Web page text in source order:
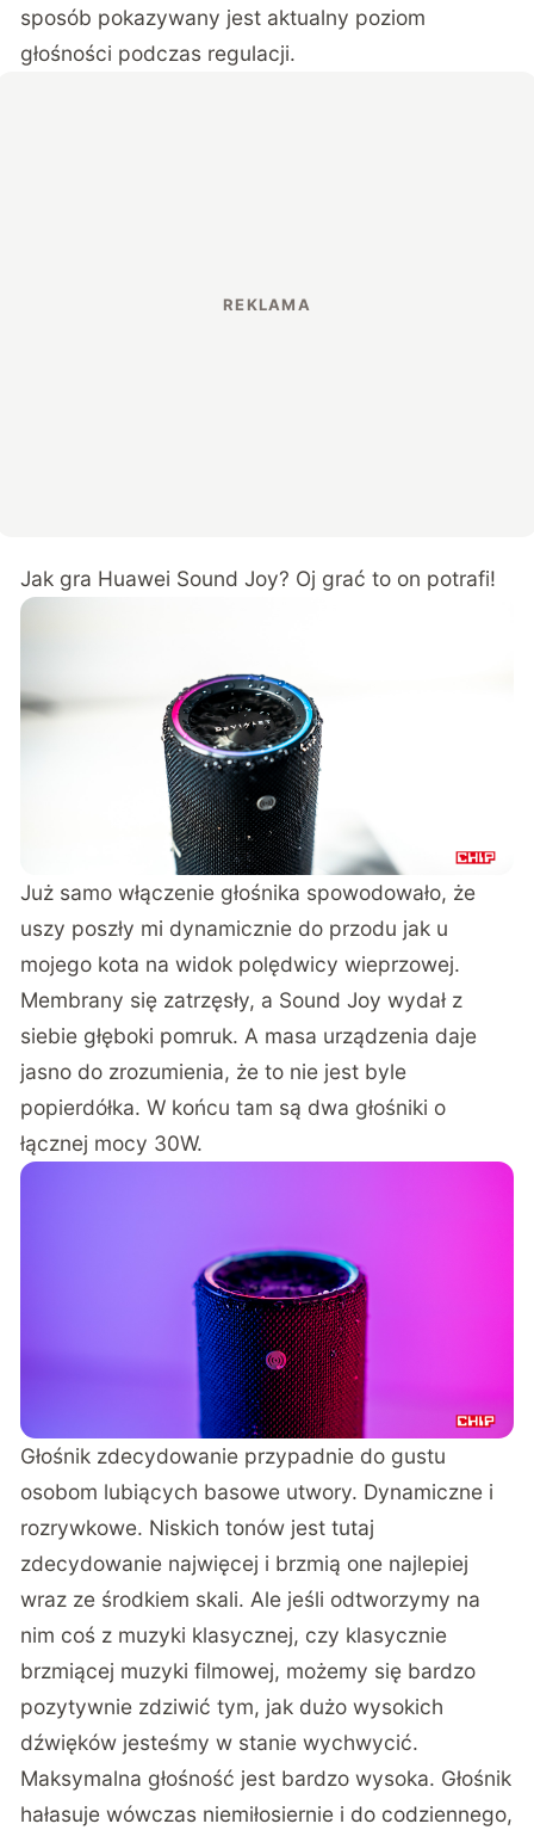
sposób pokazywany jest aktualny poziom
głośności podczas regulacji.
Jak gra Huawei Sound Joy? Oj grać to on potrafi!
Już samo włączenie głośnika spowodowało, że
uszy poszły mi dynamicznie do przodu jak u
mojego kota na widok polędwicy wieprzowej.
Membrany się zatrzęsły, a Sound Joy wydał z
siebie głęboki pomruk. A masa urządzenia daje
jasno do zrozumienia, że to nie jest byle
popierdółka. W końcu tam są dwa głośniki o
łącznej mocy 30W.
Głośnik zdecydowanie przypadnie do gustu
osobom lubiących basowe utwory. Dynamiczne i
rozrywkowe. Niskich tonów jest tutaj
zdecydowanie najwięcej i brzmią one najlepiej
wraz ze środkiem skali. Ale jeśli odtworzymy na
nim coś z muzyki klasycznej, czy klasycznie
brzmiącej muzyki filmowej, możemy się bardzo
pozytywnie zdziwić tym, jak dużo wysokich
dźwięków jesteśmy w stanie wychwycić.
Maksymalna głośność jest bardzo wysoka. Głośnik
hałasuje wówczas niemiłosiernie i do codziennego,